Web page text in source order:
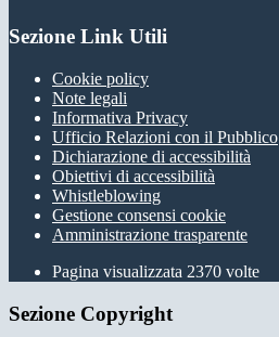
Sezione Link Utili
Cookie policy
Note legali
Informativa Privacy
Ufficio Relazioni con il Pubblico
Dichiarazione di accessibilità
Obiettivi di accessibilità
Whistleblowing
Gestione consensi cookie
Amministrazione trasparente
Pagina visualizzata 2370 volte
Sezione Copyright